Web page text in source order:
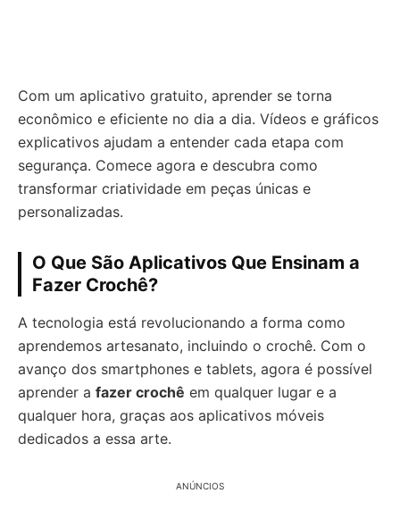
Com um aplicativo gratuito, aprender se torna
econômico e eficiente no dia a dia. Vídeos e gráficos
explicativos ajudam a entender cada etapa com
segurança. Comece agora e descubra como
transformar criatividade em peças únicas e
personalizadas.
O Que São Aplicativos Que Ensinam a
Fazer Crochê?
A tecnologia está revolucionando a forma como
aprendemos artesanato, incluindo o crochê. Com o
avanço dos smartphones e tablets, agora é possível
aprender a fazer crochê em qualquer lugar e a
qualquer hora, graças aos aplicativos móveis
dedicados a essa arte.
ANÚNCIOS